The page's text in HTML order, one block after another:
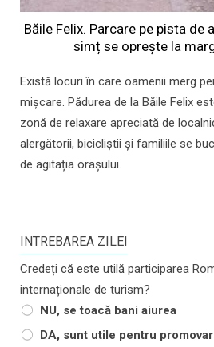
Băile Felix. Parcare pe pista de
simț se oprește la
Există locuri în care oamenii merg
mișcare. Pădurea de la Băile Felix
zonă de relaxare apreciată de
alergătorii, bicicliștii și familiile se
de agitația orașului.
INTREBAREA ZILEI
Credeți că este utilă participarea
internaționale de turism?
NU, se toacă bani aiurea
DA, sunt utile pentru